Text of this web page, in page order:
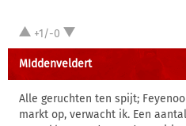
+1/-0
MIddenveldert
Alle geruchten ten spijt;
markt op, verwacht ik. Een